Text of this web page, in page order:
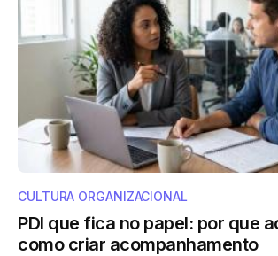
CULTURA ORGANIZACIONAL
PDI que fica no papel: por que
como criar acompanhamento